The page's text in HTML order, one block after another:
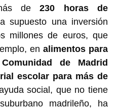
de230 horas de
supuesto una inversión
millones de euros, que
en alimentos para
de Madrid
escolar para más de
social, que no tiene
madrileño, ha